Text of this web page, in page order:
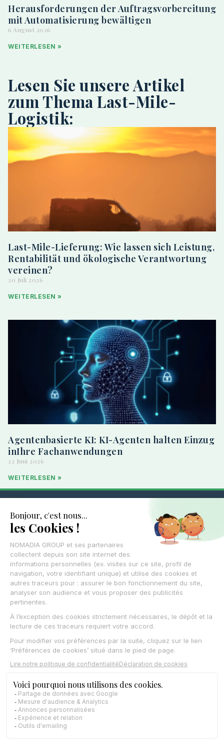
Herausforderungen der Auftragsvorbereitung
mit Automatisierung bewältigen
6 August 2026
WEITERLESEN »
Lesen Sie unsere Artikel
zum Thema Last-Mile-
Logistik:
Last-Mile-Lieferung: Wie lassen sich Leistung,
Rentabilität und ökologische Verantwortung
vereinen?
20 Juli 2026
WEITERLESEN »
Agentenbasierte KI: KI-Agenten halten Einzug
inIhre Fachanwendungen
22 Juni 2026
WEITERLESEN »
05/02/2025
Betriebsleiter können sich auf ein leistungsstarkes Tool zur
Entscheidungsunterstützung verlassen, mit dem sie die
Routenoptimierung automatisieren können, was zu mehr
Effizienz und besseren Arbeitsbedingungen führt.
Erica Hoff